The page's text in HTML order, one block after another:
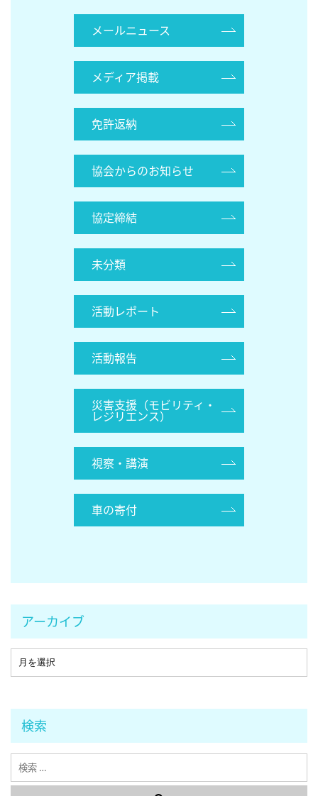
メールニュース
メディア掲載
免許返納
協会からのお知らせ
協定締結
未分類
活動レポート
活動報告
災害支援（モビリティ・
レジリエンス）
視察・講演
車の寄付
アーカイブ
検索